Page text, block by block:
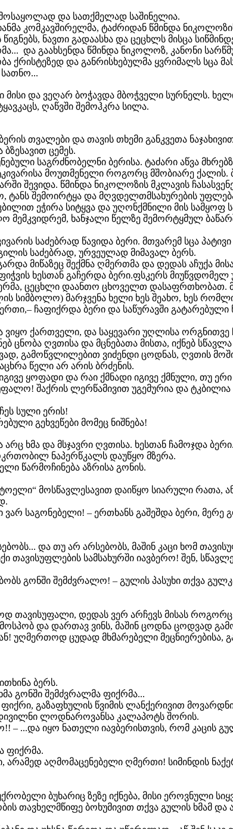
და სათქმელად საშინელია.
კომკავშირელმა, ტაძრიდან წმინდა
ნავთი გადაასხა და ცეცხლს მისცა
და გაახსენდა წმინდა ნიკოლოზ, კანონი
ქრისტეზედ და განრისხებულმა ყვრიმალს სცა
მისი და ვეღარ ბოჭავდა მბოჭველი სურნელს.
ღაწვში შემოჰკრა სილა.
და თავის თხემი განკვეთა
ცემეს.
საგრძნობელნი ბერისა. ტაძარი აწვა
მოუთმენელი როგორც მშობიარე ქალის.
შევიდა. წმინდა ნიკოლოზის მკლავის
შემოირტყა და მღვდელთმსახურების
ეჭირა სიტყვა და უღონქმნილი მის სამყოფ
ხანჯალი წელზე შემორტყმულ
საძებრად წავიდა ბერი. მთვარემ სცა
საძებრად, ურვეულად მიმავალ ბერს.
მიწაზეც შექმნა ღმერთმა და დედას აჩუქა
ხესთან გაჩერდა ბერი.ფსკერს
ცეცხლი დაანთო ცხოველთ დასაფრთხობათ.
სიმბოლო) მარჯვენა ხელი ხეს შეახო, ხეს
ჩაფიქრდა ბერი და საწურავში გატარებული
ქართველი, და საყევარი უღლისა ორგნითვე
ცნობა ღვთისა და მცნებათა მისთა, იქნებ
გამოწვლილებით ვიძენდი ცოდნას, ღვთის
წელი არ არის ბრძენის.
ყოფადი და რაი ქმნადი იგივე ქმნული, თუ ერი
შაქრის ლერწამივით უგემურია და
სული ერის!
გეხვეწები მომეც ნიშნება!
ხმა და მსჯავრი ღვთისა. ხესთან ჩამოჯდა
ნაპერწკალს დაუწყო მზერა.
წარმოჩინება აზრისა გონის.
მოსწავლესავით დაიწყო სიარული რათა,
საგონებელი! – ერთხანს გაშეშდა ბერი, მერე
და თუ არ არსებობს, მაშინ კაცი ხომ
თავისუფლების სამსახურში იავბერო! შენ,
გონში შემძვრალო! – გულის პასუხი თქვა
თავისუფალი, დედას ვერ არჩევს მისას
და დართავ ვინს, მაშინ ცოდნა ცოდვად
უღმერთოდ ცუდად მხმარებელი მეცნიერებისა,
ბერს.
გონში შემძვრალმა ფიქრმა...
ფიქრი, გაზაფხულის წვიმის ლანქერივით
დივილნი ლოდნაროვანსა კალაპოტს შორის.
...და იყო ნათელი იავბერისთვის, რომ კაცის
ფიქრმა.
აღმომაცენებელი ღმერთი! სიმინდის
ბუხარიც ზეზე იქნება, მისი ეროვნული
ბოხუმივით თქვა გულის ხმამ და